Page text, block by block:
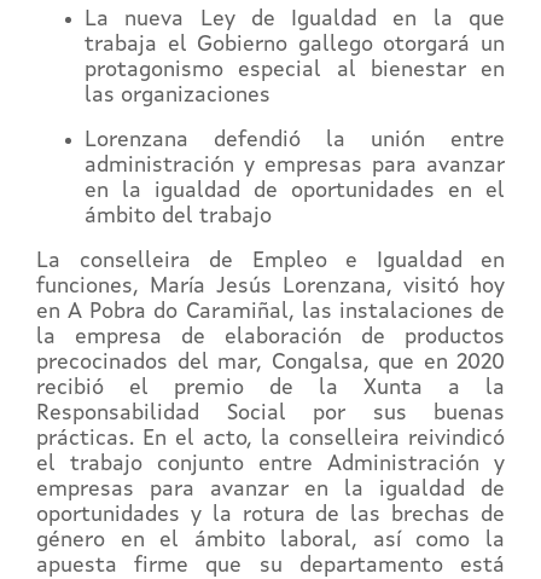
La nueva Ley de Igualdad en la que
trabaja el Gobierno gallego otorgará un
protagonismo especial al bienestar en
las organizaciones
Lorenzana defendió la unión entre
administración y empresas para avanzar
en la igualdad de oportunidades en el
ámbito del trabajo
La conselleira de Empleo e Igualdad en
funciones, María Jesús Lorenzana, visitó hoy
en A Pobra do Caramiñal, las instalaciones de
la empresa de elaboración de productos
precocinados del mar, Congalsa, que en 2020
recibió el premio de la Xunta a la
Responsabilidad Social por sus buenas
prácticas. En el acto, la conselleira reivindicó
el trabajo conjunto entre Administración y
empresas para avanzar en la igualdad de
oportunidades y la rotura de las brechas de
género en el ámbito laboral, así como la
apuesta firme que su departamento está